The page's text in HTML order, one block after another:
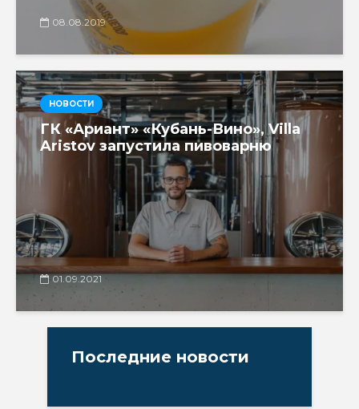
08.08.2019
НОВОСТИ
ГК «Ариант» «Кубань-Вино», Villa
Aristov запустила пивоварню
01.09.2021
Последние новости